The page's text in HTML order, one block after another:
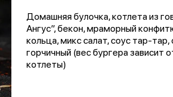
Домашняя булочка, котлета из
Ангус”, бекон, мраморный
кольца, микс салат, соус тар-тар,
горчичный (вес бургера зависит
котлеты)